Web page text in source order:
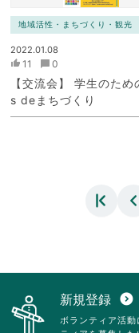
地域活性・まちづくり・観光
2022.01.08
11 0
【交流会】 学生のため
s deまちづくり
新規登録 expand_circle_down
ボランティア活